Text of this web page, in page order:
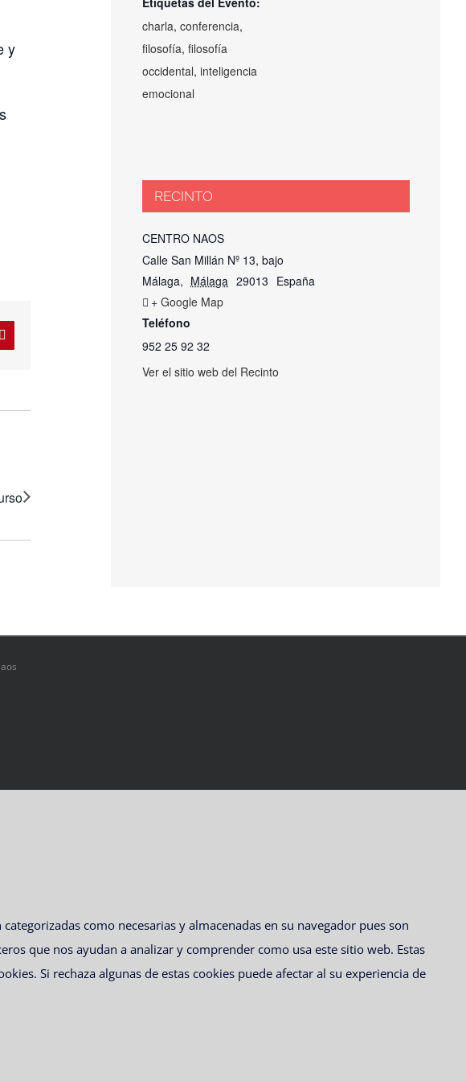
y
charla, conferencia,
filosofía, filosofía
occidental, inteligencia
emocional
RECINTO
CENTRO NAOS
Calle San Millán Nº 13, bajo
Málaga, Málaga 29013 España
+ Google Map
Teléfono
952 25 92 32
Ver el sitio web del Recinto
como necesarias y almacenadas en su navegador pues son
que nos ayudan a analizar y comprender como usa este sitio web. Estas
Si rechaza algunas de estas cookies puede afectar al su experiencia de